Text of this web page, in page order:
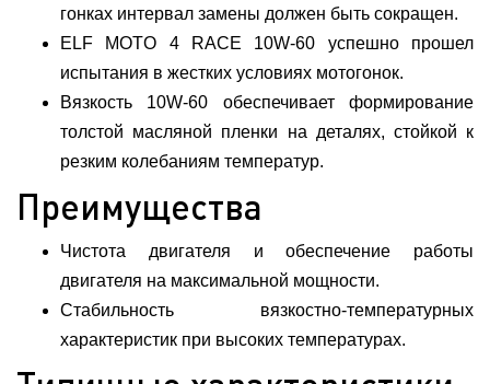
гонках интервал замены должен быть сокращен.
ELF MOTO 4 RACE 10W-60 успешно прошел
испытания в жестких условиях мотогонок.
Вязкость 10W-60 обеспечивает формирование
толстой масляной пленки на деталях, стойкой к
резким колебаниям температур.
Преимущества
Чистота двигателя и обеспечение работы
двигателя на максимальной мощности.
Стабильность вязкостно-температурных
характеристик при высоких температурах.